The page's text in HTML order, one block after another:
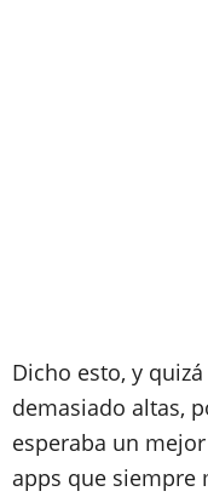
Dicho esto, y
demasiado altas,
esperaba un
apps que siempre